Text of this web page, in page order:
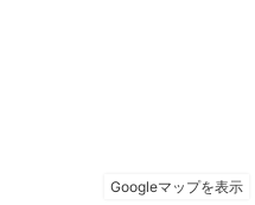
Googleマップを表示